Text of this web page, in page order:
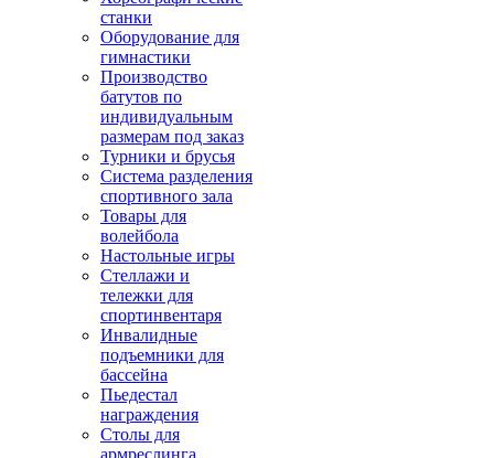
станки
Оборудование для
гимнастики
Производство
батутов по
индивидуальным
размерам под заказ
Турники и брусья
Система разделения
спортивного зала
Товары для
волейбола
Настольные игры
Стеллажи и
тележки для
спортинвентаря
Инвалидные
подъемники для
бассейна
Пьедестал
награждения
Столы для
армреслинга